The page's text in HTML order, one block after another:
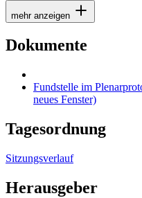
mehr anzeigen
Dokumente
Fundstelle im
neues Fenster)
Tagesordnung
Sitzungsverlauf
Herausgeber